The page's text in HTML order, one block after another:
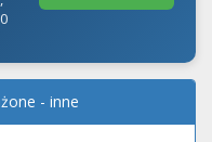
- inne